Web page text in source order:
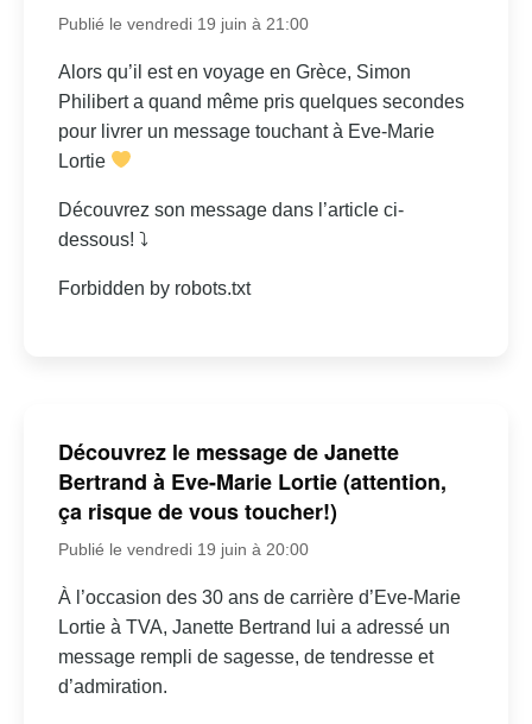
Publié le vendredi 19 juin à 21:00
Alors qu’il est en voyage en Grèce, Simon
Philibert a quand même pris quelques secondes
pour livrer un message touchant à Eve-Marie
Lortie
Découvrez son message dans l’article ci-
dessous! ⤵
Forbidden by robots.txt
Découvrez le message de Janette
Bertrand à Eve-Marie Lortie (attention,
ça risque de vous toucher!)
Publié le vendredi 19 juin à 20:00
À l’occasion des 30 ans de carrière d’Eve-Marie
Lortie à TVA, Janette Bertrand lui a adressé un
message rempli de sagesse, de tendresse et
d’admiration.